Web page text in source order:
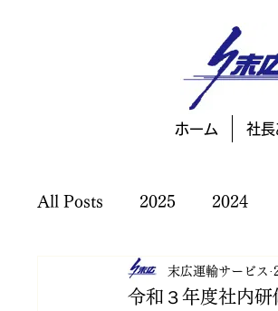
ホーム 社長
All Posts 2025 2024
令和３年度社内研
末広運輸サービス